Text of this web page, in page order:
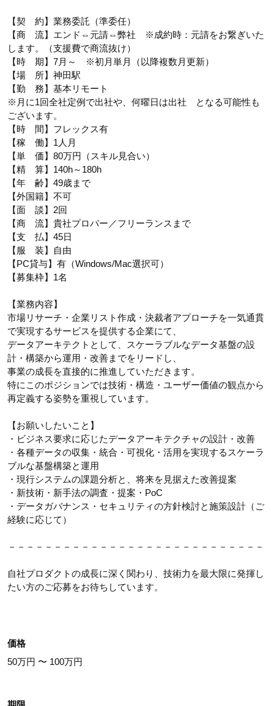
【契 約】業務委託（準委任）
【商 流】エンド⇔元請⇔弊社 ※成約時：元請をお繋ぎいた
します。（支援費で商流抜け）
【時 期】7月～ ※初月単月（以降複数月更新）
【場 所】神田駅
【勤 務】基本リモート
※月に1回全社定例で出社や、何曜日は出社 となる可能性も
ございます。
【時 間】フレックス有
【稼 働】1人月
【単 価】80万円（スキル見合い）
【精 算】140h～180h
【年 齢】49歳まで
【外国籍】不可
【面 談】2回
【商 流】貴社プロパー／フリーランスまで
【支 払】45日
【服 装】自由
【PC貸与】有（Windows/Mac選択可）
【募集枠】1名
【業務内容】
市場リサーチ・企業リスト作成・決裁者アプローチを一気通貫
で実現するサービスを提供する企業にて、
データアーキテクトとして、スケーラブルなデータ基盤の設
計・構築から運用・改善までをリードし、
事業の成長を直接的に推進していただきます。
特にこのポジションでは技術・構造・ユーザー価値の観点から
再定義する姿勢を重視しています。
【お願いしたいこと】
・ビジネス要求に応じたデータアーキテクチャの設計・改善
・各種データの収集・統合・可視化・活用を実現するスケーラ
ブルな基盤構築と運用
・現行システムの課題分析と、将来を見据えた改善提案
・新技術・新手法の調査・提案・PoC
・データガバナンス・セキュリティの方針検討と施策設計（ご
経験に応じて）
－－－－－－－－－－－－－－－－－－－－－－－－－－－－
自社プロダクトの成長に深く関わり、技術力を最大限に発揮し
たい方のご応募をお待ちしています。
価格
50万円 〜 100万円